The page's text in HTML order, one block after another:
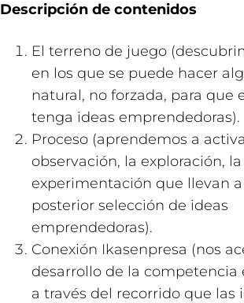
Descripción de contenidos
El terreno de juego
en los que se puede hacer
natural, no forzada, para que
tenga ideas emprendedoras).
Proceso (aprendemos a
observación, la exploración, la
experimentación que llevan
posterior selección de ideas
emprendedoras).
Conexión Ikasenpresa (nos
desarrollo de la competencia
a través del recorrido que las